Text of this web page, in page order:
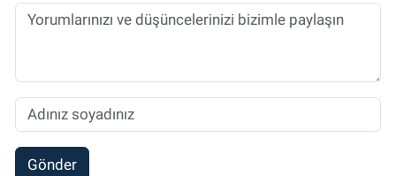
Gönder